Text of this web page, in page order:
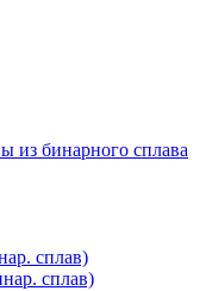
из бинарного сплава
сплав)
сплав)